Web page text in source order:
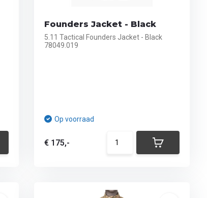
Founders Jacket - Black
5.11 Tactical Founders Jacket - Black
78049.019
Op voorraad
€ 175,-